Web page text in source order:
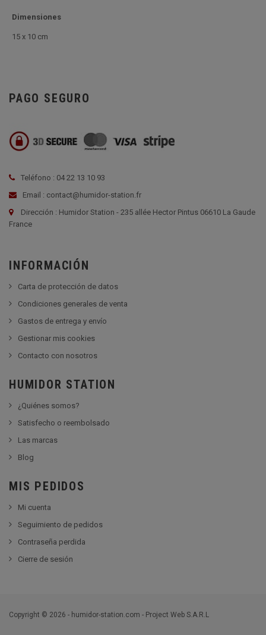
Dimensiones
15 x 10 cm
PAGO SEGURO
Teléfono : 04 22 13 10 93
Email : contact@humidor-station.fr
Dirección : Humidor Station - 235 allée Hector Pintus 06610 La Gaude
France
INFORMACIÓN
Carta de protección de datos
Condiciones generales de venta
Gastos de entrega y envío
Gestionar mis cookies
Contacto con nosotros
HUMIDOR STATION
¿Quiénes somos?
Satisfecho o reembolsado
Las marcas
Blog
MIS PEDIDOS
Mi cuenta
Seguimiento de pedidos
Contraseña perdida
Cierre de sesión
Copyright © 2026 - humidor-station.com - Project Web S.A.R.L